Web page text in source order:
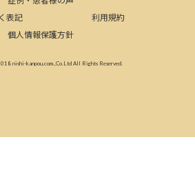
表記
利用規約
個人情報保護方針
nishi-kanpou.com.,Co.Ltd All Rights Reserved.